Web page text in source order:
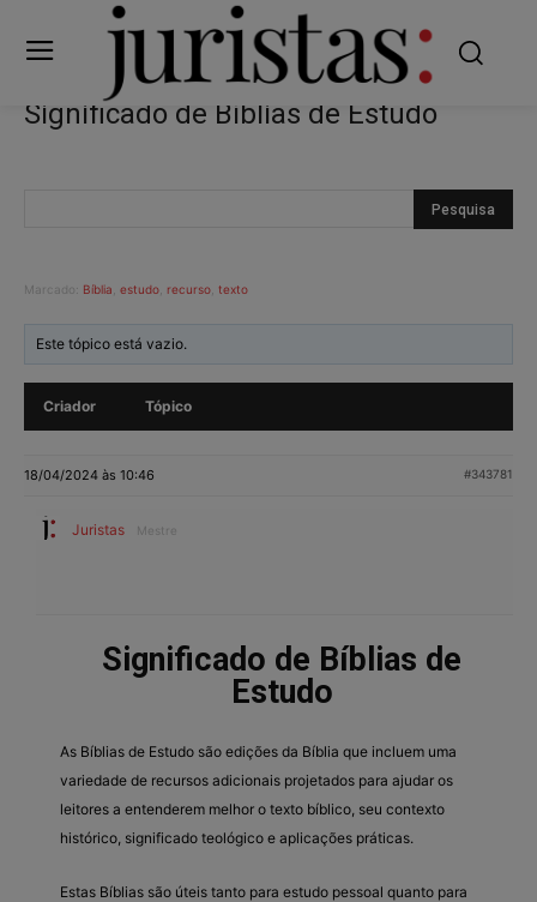
Significado de Bíblias de Estudo
Marcado: Bíblia estudo recurso texto
Este tópico está vazio.
Criador Tópico
18/04/2024 às 10:46 #343781
Juristas Mestre
Significado de Bíblias de
Estudo
As Bíblias de Estudo são edições da Bíblia que incluem uma
variedade de recursos adicionais projetados para ajudar os
leitores a entenderem melhor o texto bíblico, seu contexto
histórico, significado teológico e aplicações práticas.
Estas Bíblias são úteis tanto para estudo pessoal quanto para